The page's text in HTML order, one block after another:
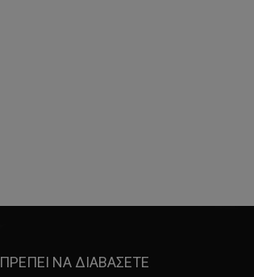
ΠΡΕΠΕΙ ΝΑ ΔΙΑΒΑΣΕΤΕ